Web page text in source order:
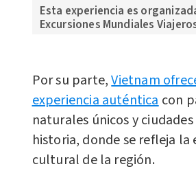
Esta experiencia es
Excursiones Mundiales
Por su parte,Vietnam
experiencia auténticacon
naturales únicos y
historia, donde se refleja la
cultural de la región.